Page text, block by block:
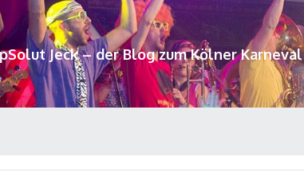
Jeck – der Blog zum Kölner Karneval